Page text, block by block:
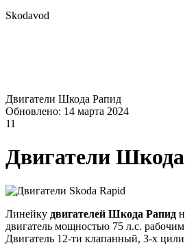
Skodavod
Двигатели Шкода Рапид
Обновлено: 14 марта 2024
11
Двигатели
Линейку двигателей Шкода Рапид
двигатель мощностью 75 л.с.
Двигатель 12-ти клапанный, 3-х